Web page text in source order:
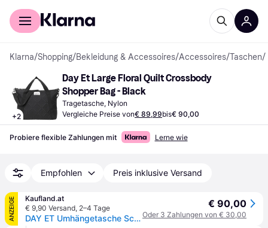
Für Shopper
Klarna/Shopping/Bekleidung & Accessoires/Accessoires/Taschen/
+2
Day Et Large Floral Quilt Crossbody
Shopper Bag - Black
Tragetasche, Nylon
Vergleiche Preise von€ 89,99bis€ 90,00
Probiere flexible Zahlungen mit Lerne wie
Empfohlen Preis inklusive Versand
ANZEIGE
Kaufland.at
€ 9,90 Versand, 2–4 Tage
DAY ET Umhängetasche Schultertasche Gweneth RE-Q Flotile Crossbody Bag Black schwarz
€ 90,00
Oder 3 Zahlungen von € 30,00